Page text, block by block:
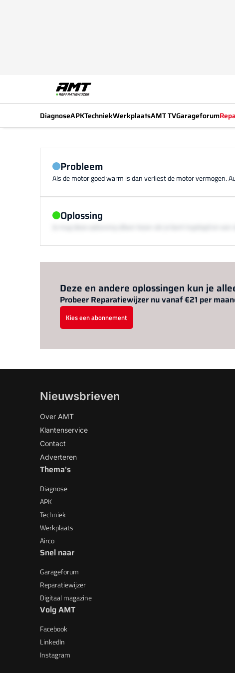
DiagnoseAPKTechniekWerkplaatsAMT TVGarageforum
Probleem
Als de motor goed warm is dan verliest de motor vermogen.
Oplossing
Deze en andere oplossingen kun je
Probeer Reparatiewijzer nu vanaf €21 per
Kies een abonnement
Nieuwsbrieven
Over AMT
Klantenservice
Contact
Adverteren
Thema's
Diagnose
APK
Techniek
Werkplaats
Airco
Snel naar
Garageforum
Reparatiewijzer
Digitaal magazine
Volg AMT
Facebook
LinkedIn
Instagram